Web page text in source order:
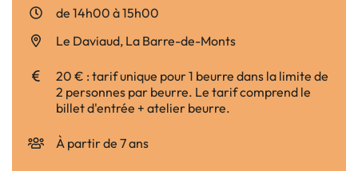
de 14h00 à 15h00
Le Daviaud, La Barre-de-Monts
20 € : tarif unique pour 1 beurre dans la limite de
2 personnes par beurre. Le tarif comprend le
billet d'entrée + atelier beurre.
À partir de 7 ans